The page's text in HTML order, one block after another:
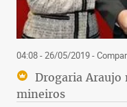
04:08 - 26/05/2019-
Drogaria Araujo
mineiros